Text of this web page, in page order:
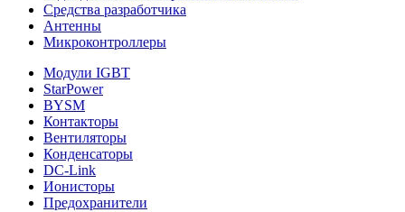
Средства разработчика
Антенны
Микроконтроллеры
Модули IGBT
StarPower
BYSM
Контакторы
Вентиляторы
Конденсаторы
DC-Link
Ионисторы
Предохранители